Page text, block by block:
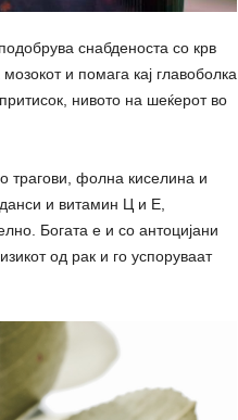
снабденоста со крв
и помага кај главоболка
нивото на шеќерот во
трагови, фолна киселина и
и витамин Ц и Е,
Богата е и со антоцијани
од рак и го успоруваат